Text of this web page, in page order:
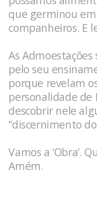
que germinou em
companheiros. E
As
pelo seu
porque revelam
personalidade de
descobrir nele
“discernimento
Vamos a ‘Obra’.
Amém.